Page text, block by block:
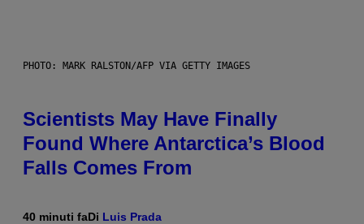
PHOTO: MARK RALSTON/AFP VIA GETTY IMAGES
Scientists May Have Finally
Found Where Antarctica’s Blood
Falls Comes From
40 minuti faDi Luis Prada